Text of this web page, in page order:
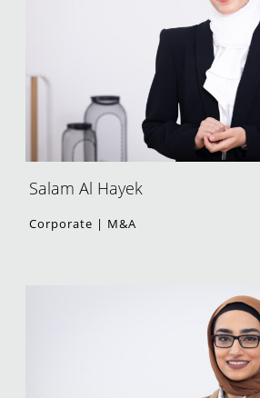
Salam Al Hayek
Corporate | M&A